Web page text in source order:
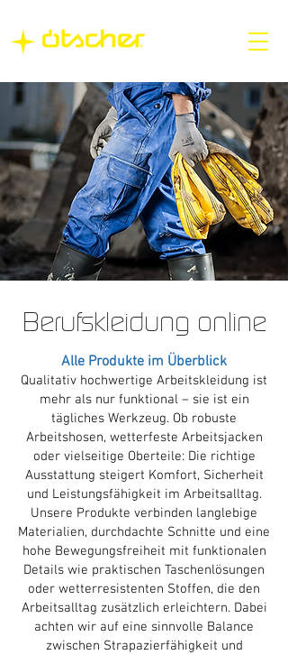
Berufskleidung online
Alle Produkte im Überblick
Qualitativ hochwertige Arbeitskleidung ist
mehr als nur funktional – sie ist ein
tägliches Werkzeug. Ob robuste
Arbeitshosen, wetterfeste Arbeitsjacken
oder vielseitige Oberteile: Die richtige
Ausstattung steigert Komfort, Sicherheit
und Leistungsfähigkeit im Arbeitsalltag.
Unsere Produkte verbinden langlebige
Materialien, durchdachte Schnitte und eine
hohe Bewegungsfreiheit mit funktionalen
Details wie praktischen Taschenlösungen
oder wetterresistenten Stoffen, die den
Arbeitsalltag zusätzlich erleichtern.​ Dabei
achten wir auf eine sinnvolle Balance
zwischen Strapazierfähigkeit und